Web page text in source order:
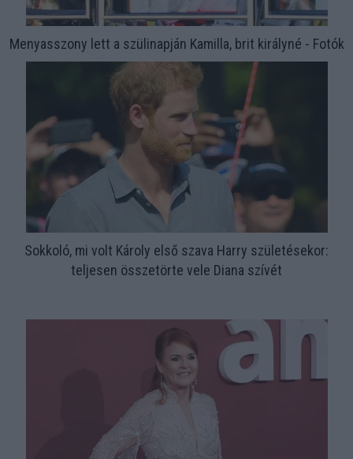
Menyasszony lett a szülinapján Kamilla, brit királyné - Fotók
Sokkoló, mi volt Károly első szava Harry születésekor:
teljesen összetörte vele Diana szívét